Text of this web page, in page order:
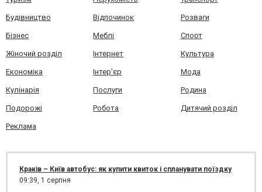
Будівництво Відпочинок Розваги
Бізнес Меблі Спорт
Жіночий розділ Інтернет Культура
Економіка Інтер'єр Мода
Кулінарія Послуги Родина
Подорожі Робота Дитячий розділ
Реклама
Краків – Київ автобус: як купити квиток і спланувати поїздку
09:39, 1 серпня